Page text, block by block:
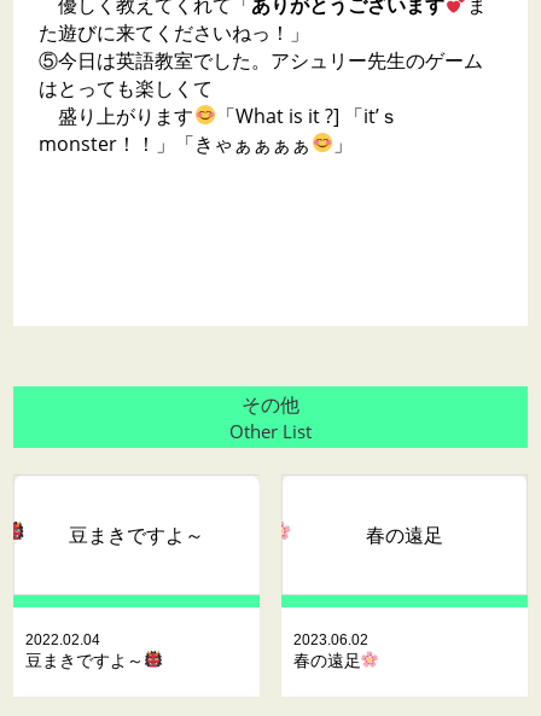
た遊びに来てくださいねっ！」
⑤今日は英語教室でした。アシュリー先生のゲーム
はとっても楽しくて
盛り上がります
「What is it ?] 「it’ｓ
monster！！」「きゃぁぁぁぁ
」
その他
Other List
豆まきですよ～
2022.02.04
豆まきですよ～
春の遠足
2023.06.02
春の遠足